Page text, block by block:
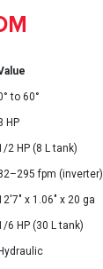
to 60°
HP
2 HP (8 L tank)
fpm (inverter)
x 1.06" x 20 ga
6 HP (30 L tank)